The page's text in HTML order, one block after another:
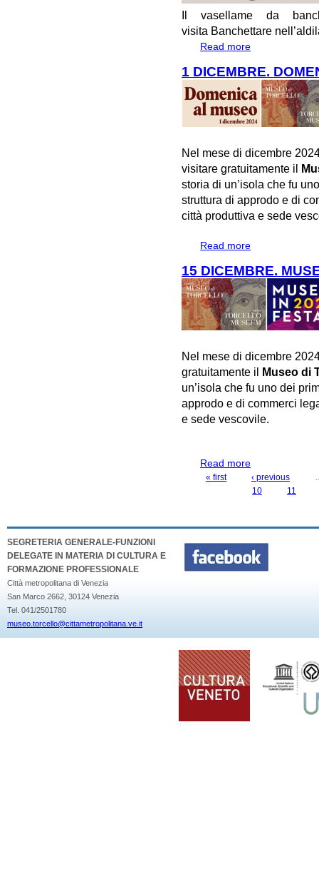
Il vasellame da
visita Banchettare
Read more
1 DICEMBRE.
Nel mese di dicembre
visitare gratuitamente il
storia di un’isola che fu
struttura di approdo e di
città produttiva e sede
Read more
15 DICEMBRE.
Nel mese di dicembre
gratuitamente il Museo di
un’isola che fu uno dei
approdo e di commerci
e sede vescovile.
Read more
« first ‹ previous
10
11
SEGRETERIA GENERALE-FUNZIONI
DELEGATE IN MATERIA DI CULTURA E
FORMAZIONE PROFESSIONALE
Città metropolitana di Venezia
San Marco 2662, 30124 Venezia
Tel. 041/2501780
museo.torcello@cittametropolitana.ve.it